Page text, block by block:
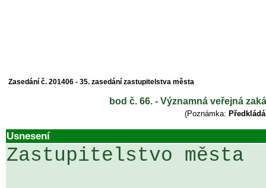
Zasedání č. 201406 - 35. zasedání zastupitelstva města
bod č. 66. - Významná veřejná
(Poznámka:
Usnesení
Zastupitelstvo města